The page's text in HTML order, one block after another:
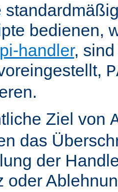
bedienen,
handler,
Ziel von
das
der
oder